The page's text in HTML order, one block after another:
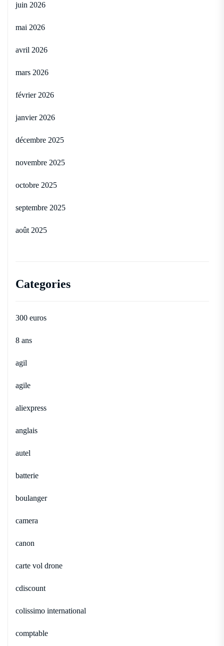
juin 2026
mai 2026
avril 2026
mars 2026
février 2026
janvier 2026
décembre 2025
novembre 2025
octobre 2025
septembre 2025
août 2025
Categories
300 euros
8 ans
agil
agile
aliexpress
anglais
autel
batterie
boulanger
camera
canon
carte vol drone
cdiscount
colissimo international
comptable